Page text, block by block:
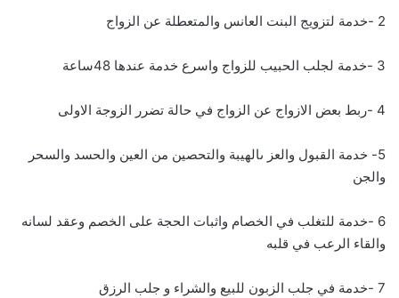
2 -خدمة لتزويج البنت العانس والمتعطلة عن الزواج
3 -خدمة لجلب الحبيب للزواج واسرع خدمة عندها 48ساعة
4 -ربط بعض الازواج عن الزواج في حالة تضرر الزوجة الاولى
5- خدمة القبول والعز ىالهيبة والتحصين من العين والحسد والسحر
والجن
6 -خدمة للتغلب في الخصام واثبات الحجة على الخصم وعقد لسانه
والقاء الرعب في قلبه
7 -خدمة في جلب الزبون للبيع والشراء و جلب الرزق